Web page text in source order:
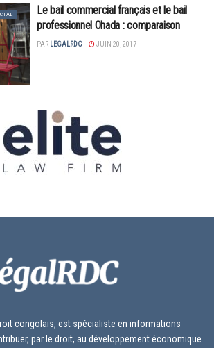
Le bail commercial français et le bail
professionnel Ohada : comparaison
PAR LEGALRDC JUIN 20, 2017
congolais, est spécialiste en informations
par le droit, au développement économique